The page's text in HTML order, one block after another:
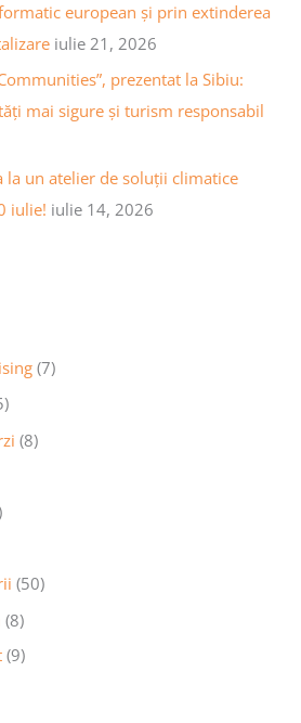
european și prin extinderea
iulie 21, 2026
prezentat la Sibiu:
mai sigure și turism responsabil
la un atelier de soluții climatice
iulie! iulie 14, 2026
(7)
(8)
(50)
(8)
(9)